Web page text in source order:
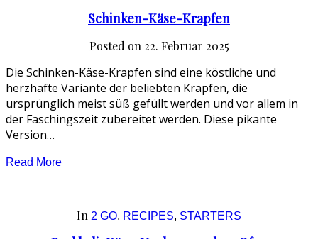
Schinken-Käse-Krapfen
Posted on 22. Februar 2025
Die Schinken-Käse-Krapfen sind eine köstliche und
herzhafte Variante der beliebten Krapfen, die
ursprünglich meist süß gefüllt werden und vor allem in
der Faschingszeit zubereitet werden. Diese pikante
Version…
Read More
In 2 GO, RECIPES, STARTERS